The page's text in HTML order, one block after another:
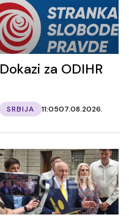
Dokazi za ODIHR
SRBIJA 11:0507.08.2026.